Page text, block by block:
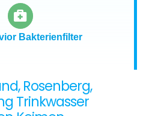
Bakterienfilter
Rosenberg,
Trinkwasser